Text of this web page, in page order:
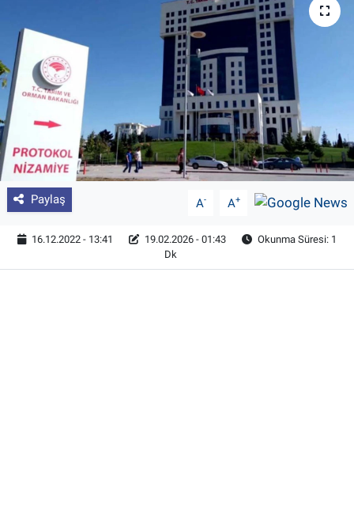
Paylaş A- A+
16.12.2022 - 13:41 19.02.2026 - 01:43
Okunma Süresi: 1
Dk
Üretici Birlikleri
Şeker ve Şekerli Mamüller
Tahıllar ve Baklagiller
Tohum